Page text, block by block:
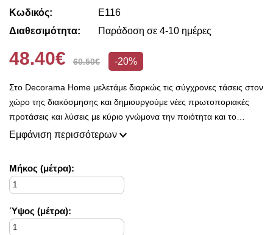
Κωδικός:
E116
Διαθεσιμότητα:
Παράδοση σε 4-10 ημέρες
48.40€ 60.50€ -20%
Στο Decorama Home μελετάμε διαρκώς τις σύγχρονες τάσεις στον
χώρο της διακόσμησης και δημιουργούμε νέες πρωτοποριακές
προτάσεις και λύσεις με κύριο γνώμονα την ποιότητα και το
ασύγκριτο design, προκειμένου να είμαστε πάντοτε σε θέση να
φρέσκες ιδέες διακόσμησης, που ικανοποιούν ακόμη και τους πιο
απαιτητικούς!
ασύγκριτο στυλ στο προσωπικό σας χώρο και να τον αναδείξουμε
Εμφάνιση περισσότερων
Mήκος (μέτρα):
Ύψος (μέτρα):